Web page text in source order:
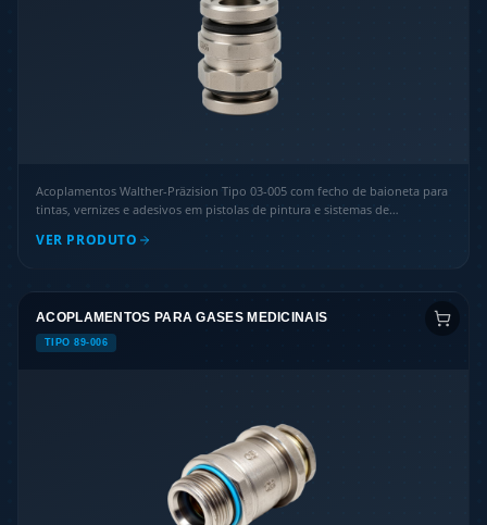
Acoplamentos Walther-Präzision Tipo 03-005 com fecho de baioneta para
tintas, vernizes e adesivos em pistolas de pintura e sistemas de
VER PRODUTO
ACOPLAMENTOS PARA GASES MEDICINAIS
TIPO 89-006